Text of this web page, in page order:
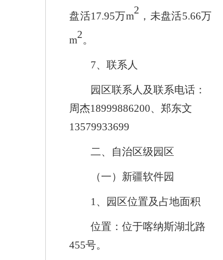
盘活17.95万m2 ，未盘活5.66万
m2。
7、联系人
园区联系人及联系电话 ：
周杰18999886200、郑东文
13579933699
二、自治区级园区
（一）新疆软件园
1、 园区位置及占地面积
位置：位于喀纳斯湖北路
455号。